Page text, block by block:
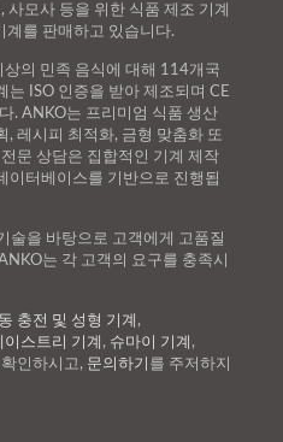
모사 등을 위한 식품 제조 기계
계를 판매하고 있습니다.
의 민족 음식에 대해 114개국
ISO 인증을 받아 제조되며 CE
. ANKO는 프리미엄 식품 생산
, 레시피 최적화, 금형 맞춤화 또
문 상담은 집합적인 기계 제작
이터베이스를 기반으로 진행됩
술을 바탕으로 고객에게 고품질
는 각 고객의 요구를 충족시
충전 및 성형 기계 ,
이스트리 기계 , 슈마이 기계 ,
확인하시고, 문의하기 를 주저하지